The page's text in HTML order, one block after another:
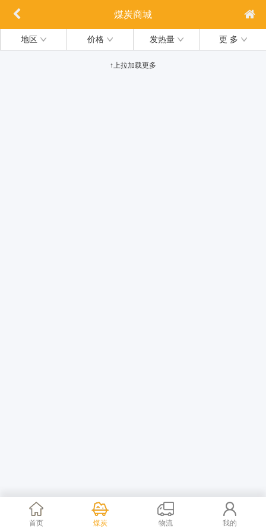
煤炭商城
地区 价格 发热量 更 多
↑上拉加载更多
首页 煤炭 物流 我的